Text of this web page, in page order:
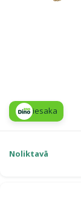
iesaka
Noliktavā